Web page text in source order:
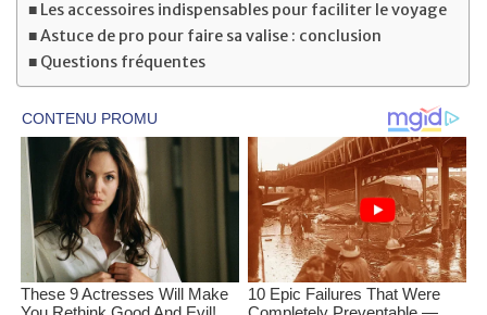
Les accessoires indispensables pour faciliter le voyage
Astuce de pro pour faire sa valise : conclusion
Questions fréquentes